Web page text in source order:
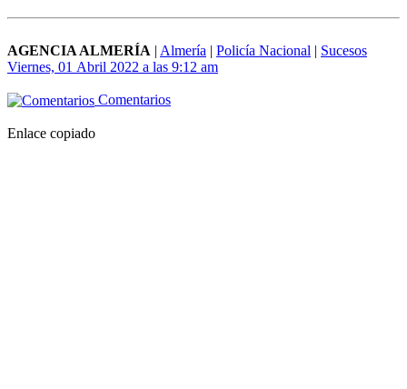
AGENCIA ALMERÍA | Almería | Policía Nacional | Sucesos
Viernes, 01 Abril 2022 a las 9:12 am
Comentarios
Enlace copiado